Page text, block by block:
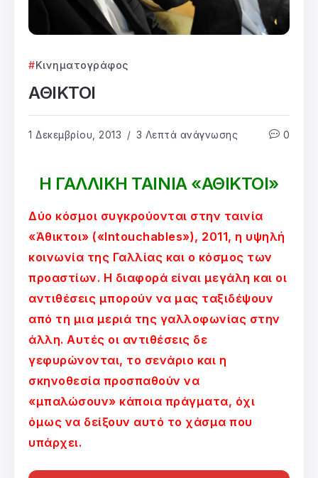
Κινηματογράφος
ΑΘΙΚΤΟΙ
1 Δεκεμβρίου, 2013 3 Λεπτά ανάγνωσης 0
Η ΓΑΛΛΙΚΗ ΤΑΙΝΙΑ «ΑΘΙΚΤΟΙ»
Δύο κόσμοι συγκρούονται στην ταινία
«Άθικτοι» («Intouchables»), 2011, η υψηλή
κοινωνία της Γαλλίας και ο κόσμος των
προαστίων. Η διαφορά είναι μεγάλη και οι
αντιθέσεις μπορούν να μας ταξιδέψουν
από τη μια μεριά της γαλλοφωνίας στην
άλλη. Αυτές οι αντιθέσεις δε
γεφυρώνονται, το σενάριο και η
σκηνοθεσία προσπαθούν να
«μπαλώσουν» κάποια πράγματα, όχι
όμως να δείξουν αυτό το χάσμα που
υπάρχει.